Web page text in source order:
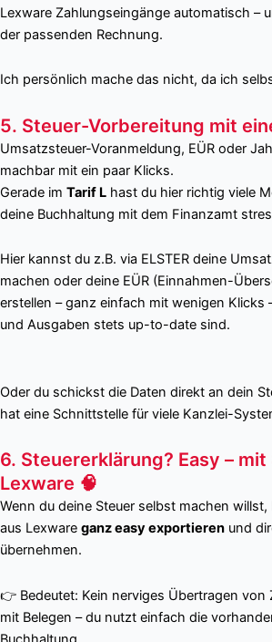
Lexware Zahlungseingänge automatisch –
der passenden Rechnung.
Ich persönlich mache das nicht, da ich
5. Steuer-Vorbereitung mit
Umsatzsteuer-Voranmeldung, EÜR oder
machbar mit ein paar Klicks.
Gerade im Tarif L hast du hier richtig viele
deine Buchhaltung mit dem Finanzamt
Hier kannst du z.B. via ELSTER deine
machen oder deine EÜR (Einnahmen-
erstellen – ganz einfach mit wenigen Klicks
und Ausgaben stets up-to-date sind.
Oder du schickst die Daten direkt an dein
hat eine Schnittstelle für viele Kanzlei-
6. Steuererklärung? Easy –
Lexware 🧠
Wenn du deine Steuer selbst machen
aus Lexware ganz easy exportieren und
übernehmen.
👉 Bedeutet: Kein nerviges Übertragen von
mit Belegen – du nutzt einfach die